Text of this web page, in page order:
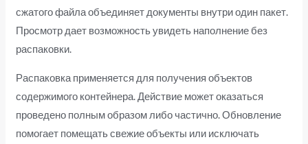
сжатого файла объединяет документы внутри один пакет.
Просмотр дает возможность увидеть наполнение без
распаковки.
Распаковка применяется для получения объектов
содержимого контейнера. Действие может оказаться
проведено полным образом либо частично. Обновление
помогает помещать свежие объекты или исключать